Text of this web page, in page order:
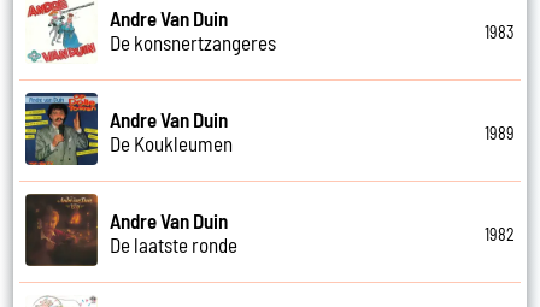
Andre Van Duin
De konsnertzangeres
1983
Andre Van Duin
De Koukleumen
1989
Andre Van Duin
De laatste ronde
1982